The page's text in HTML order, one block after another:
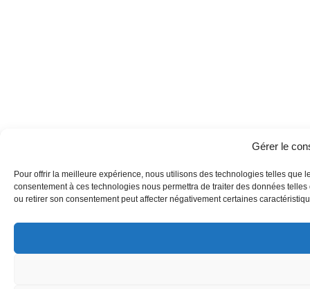
Gérer le
Pour offrir la meilleure expérience, nous utilisons des technologies telles
consentement à ces technologies nous permettra de traiter des données
ou retirer son consentement peut affecter négativement certaines